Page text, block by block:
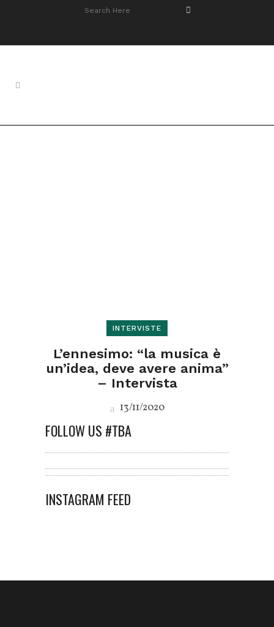
INTERVISTE
L’ennesimo: “la musica è
un’idea, deve avere anima”
– Intervista
13/11/2020
FOLLOW US #TBA
INSTAGRAM FEED